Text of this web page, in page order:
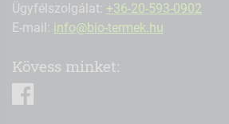
Ügyfélszolgálat: +36-20-593-0902
E-mail: info@bio-termek.hu
Kövess minket: